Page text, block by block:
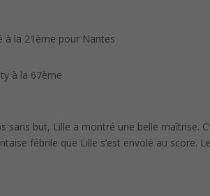
à la 21ème pour Nantes
à la 67ème
sans but, Lille a montré une belle maîtrise.
fébrile que Lille s’est envolé au score.